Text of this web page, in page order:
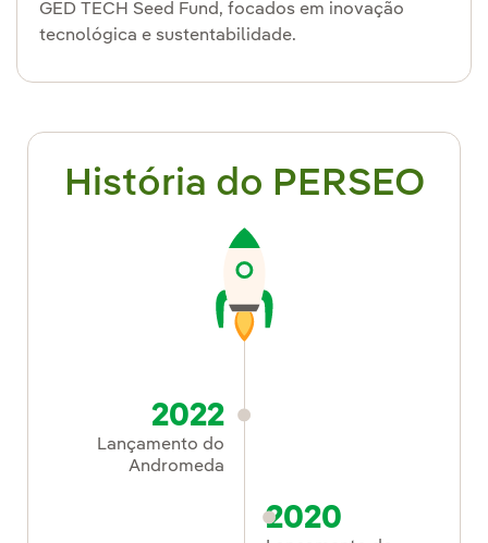
GED TECH Seed Fund, focados em inovação
tecnológica e sustentabilidade.
História do PERSEO
2022
Lançamento do
Andromeda
2020